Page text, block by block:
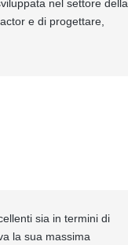
nel settore della
e di progettare,
sia in termini di
la sua massima